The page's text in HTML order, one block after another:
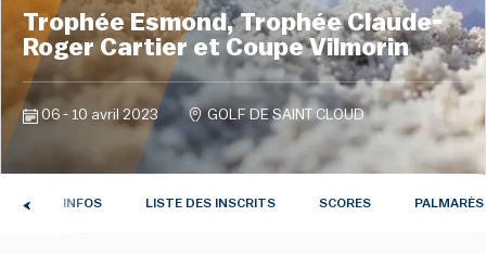
Trophée Esmond, Trophée Claude-
Roger Cartier et Coupe Vilmorin
06 - 10 avril 2023 GOLF DE SAINT CLOUD
INFOS LISTE DES INSCRITS SCORES PALMARÈS